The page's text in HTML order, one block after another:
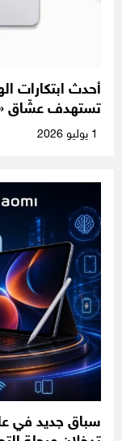
أحدث ابتكارات
تستهدف عشّاق
سباق جديد في